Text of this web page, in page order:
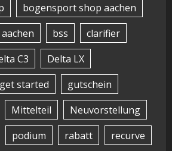
bogensport shop aachen
bss
clarifier
C3
Delta LX
get started
gutschein
Mittelteil
Neuvorstellung
podium rabatt
recurve